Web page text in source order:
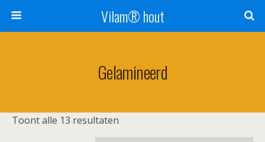
Vilam® hout
Gelamineerd
Toont alle 13 resultaten
op